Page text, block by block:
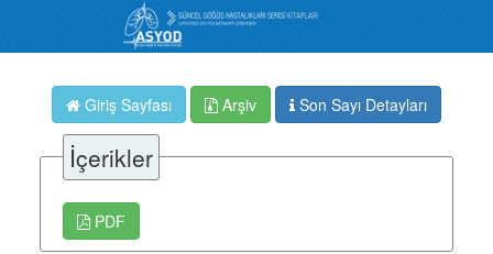
Giriş Sayfası Arşiv Son Sayı Detayları
İçerikler
PDF